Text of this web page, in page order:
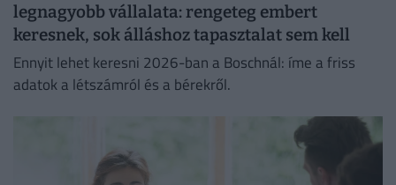
legnagyobb vállalata: rengeteg embert
keresnek, sok álláshoz tapasztalat sem kell
Ennyit lehet keresni 2026-ban a Boschnál: íme a friss
adatok a létszámról és a bérekről.